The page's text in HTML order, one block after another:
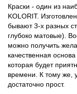
Краски - один из
KOLORIT.
бывают 3-х разных
глубоко матовые).
можно получить
качественная
которая будет
времени. К тому же,
достаточно прост.